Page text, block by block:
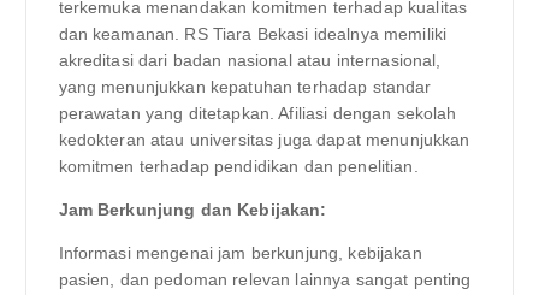
terkemuka menandakan komitmen terhadap kualitas
dan keamanan. RS Tiara Bekasi idealnya memiliki
akreditasi dari badan nasional atau internasional,
yang menunjukkan kepatuhan terhadap standar
perawatan yang ditetapkan. Afiliasi dengan sekolah
kedokteran atau universitas juga dapat menunjukkan
komitmen terhadap pendidikan dan penelitian.
Jam Berkunjung dan Kebijakan:
Informasi mengenai jam berkunjung, kebijakan
pasien, dan pedoman relevan lainnya sangat penting